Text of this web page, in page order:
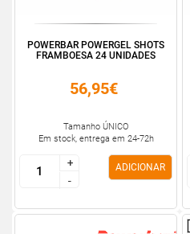
POWERBAR POWERGEL SHOTS
FRAMBOESA 24 UNIDADES
56,95€
Tamanho ÚNICO
Em stock, entrega em 24-72h
+
-
+
-
ADICIONAR